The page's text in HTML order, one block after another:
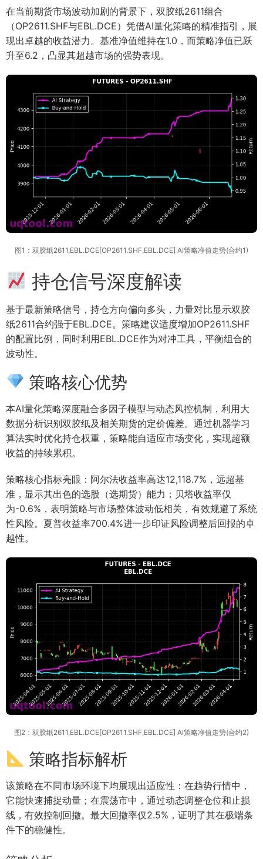
在当前期货市场波动加剧的背景下，双胶纸2611组合
（OP2611.SHF与EBL.DCE）凭借AI量化策略的精准指引，展
现出卓越的收益潜力。基准净值维持在1.0，而策略净值已跃
升至6.2，凸显其超越市场的强势表现。
图1：双胶纸2611,EBL.DCE[OP2611.SHF,EBL.DCE] AI策略净值走势(合约1)
持仓信号深度解读
基于最新策略信号，持仓方向偏向多头，力量对比显示双胶
纸2611合约强于EBL.DCE。策略建议适度增加OP2611.SHF
的配置比例，同时利用EBL.DCE作为对冲工具，平衡组合的
波动性。
策略核心优势
本AI量化策略深度融合多因子模型与动态风控机制，利用大
数据分析识别双胶纸及相关期货的定价偏差。通过机器学习
算法实时优化持仓权重，策略能自适应市场变化，实现超额
收益的持续累积。
策略核心指标亮眼：阿尔法收益率高达12,118.7%，远超基
准，显示其出色的选股（选期货）能力；贝塔收益率仅
为-0.6%，表明策略与市场整体波动低相关，有效规避了系统
性风险。夏普收益率700.4%进一步印证风险调整后回报的卓
越性。
图2：双胶纸2611,EBL.DCE[OP2611.SHF,EBL.DCE] AI策略净值走势(合约2)
策略指标解析
该策略在不同市场环境下均展现出适应性：在趋势行情中，
它能快速捕捉动量；在震荡市中，通过动态调整仓位和止损
线，有效控制回撤。最大回撤率仅2.5%，证明了其在极端条
件下的稳健性。